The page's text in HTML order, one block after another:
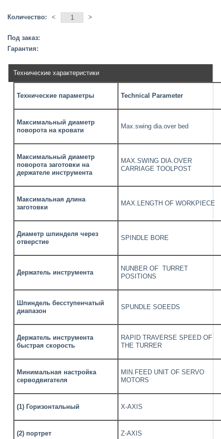
Количество: < >
Под заказ:
Гарантия:
Технические характеристики
Технические параметры Technical Parameter
Максимальный диаметр
поворота на кровати
Max.swing dia.over bed
Максимальный диаметр
поворота заготовки на
держателе инструмента
MAX.SWING DIA.OVER
CARRIAGE TOOLPOST
Максимальная длина
заготовки
MAX.LENGTH OF WORKPIECE
Диаметр шпинделя через
отверстие
SPINDLE BORE
Держатель инструмента
NUNBER OF TURRET
POSITIONS
Шпиндель бесступенчатый
диапазон
SPUNDLE SOEEDS
Держатель инструмента
быстрая скорость
RAPID TRAVERSE SPEED OF
THE TURRER
Минимальная настройка
серводвигателя
MIN.FEED UNIT OF SERVO
MOTORS
(1) Горизонтальный X-AXIS
(2) портрет Z-AXIS